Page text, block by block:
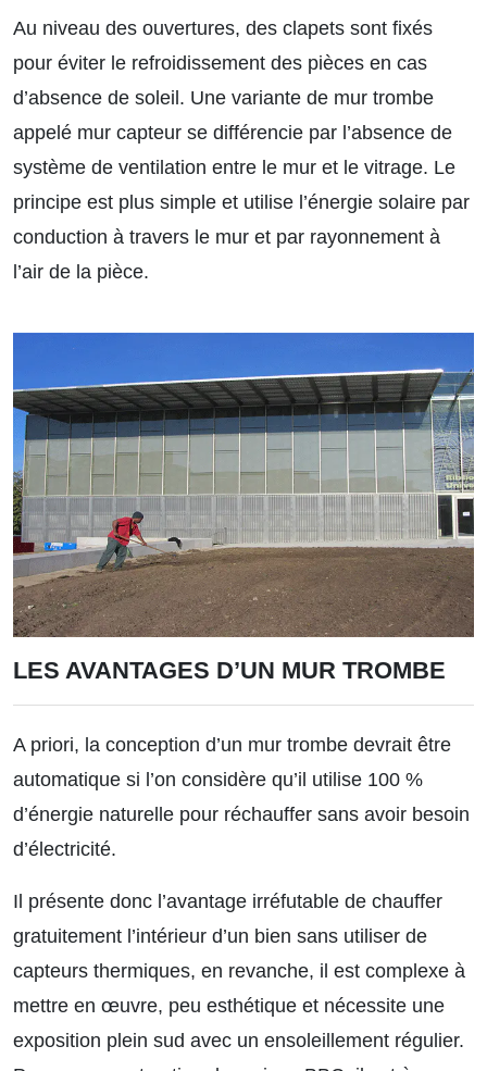
Au niveau des ouvertures, des clapets sont fixés
pour éviter le refroidissement des pièces en cas
d’absence de soleil. Une variante de mur trombe
appelé mur capteur se différencie par l’absence de
système de ventilation entre le mur et le vitrage. Le
principe est plus simple et utilise l’énergie solaire par
conduction à travers le mur et par rayonnement à
l’air de la pièce.
LES AVANTAGES D’UN MUR TROMBE
A priori, la conception d’un mur trombe devrait être
automatique si l’on considère qu’il utilise 100 %
d’énergie naturelle pour réchauffer sans avoir besoin
d’électricité.
Il présente donc l’avantage irréfutable de chauffer
gratuitement l’intérieur d’un bien sans utiliser de
capteurs thermiques, en revanche, il est complexe à
mettre en œuvre, peu esthétique et nécessite une
exposition plein sud avec un ensoleillement régulier.